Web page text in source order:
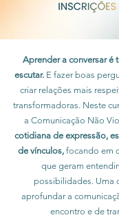
Aprender a conversar é
escutar. E fazer boas
criar relações mais
transformadoras. Neste
a Comunicação Não
cotidiana de expressão,
de vínculos,focando em
que geram
possibilidades. Uma
aprofundar a
encontro e de